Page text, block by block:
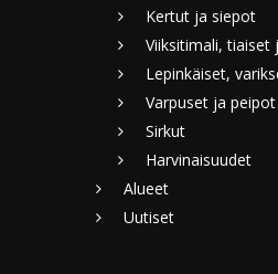
Kertut ja siepot
Viiksitimali, tiaiset
Lepinkäiset,
Varpuset ja peipot
Sirkut
Harvinaisuudet
Alueet
Uutiset